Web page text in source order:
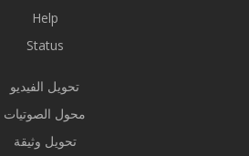
Help
Status
تحويل الفيديو
محول الصوتيات
تحويل وثيقة